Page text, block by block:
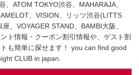
、ATOM TOKYO渋谷、MAHARAJA、
、VISION、リッツ渋谷(LITTS
、VOYAGER STAND、BAMBI大阪、
ト情報・クーポン割引情報や、ゲスト割
も簡単に探せます！ you can find good
CLUB in japan.